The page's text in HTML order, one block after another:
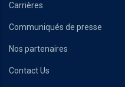
Carrières
Communiqués de presse
Nos partenaires
Contact Us